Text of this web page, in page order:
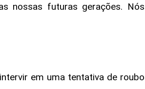
nossas futuras gerações. Nós
em uma tentativa de roubo